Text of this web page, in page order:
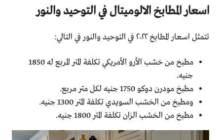
اسعار المطابخ الالوميتال في التوحيد والنور
تتمثل اسعار المطابخ ٢٠٢٢ في التوحيد والنور في التالي:
مطبخ من خشب الأرو الأمريكي تكلفة المتر المربع له 1850
جنيه.
مطبخ مودرن دوكو 1750 جنيه لكل متر مربع.
ومطبخ من الخشب السويدي تكلفة المتر 1300 جنيه.
مطبخ من الخشب الزان تكلفة المتر 1800 جنيه.